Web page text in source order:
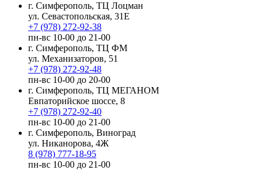
г. Симферополь, ТЦ Лоцман
ул. Севастопольская, 31Е
+7 (978) 272-92-38
пн-вс 10-00 до 21-00
г. Симферополь, ТЦ ФМ
ул. Механизаторов, 51
+7 (978) 272-92-48
пн-вс 10-00 до 20-00
г. Симферополь, ТЦ МЕГАНОМ
Евпаторийское шоссе, 8
+7 (978) 272-92-40
пн-вс 10-00 до 21-00
г. Симферополь, Виноград
ул. Никанорова, 4Ж
8 (978) 777-18-95
пн-вс 10-00 до 21-00